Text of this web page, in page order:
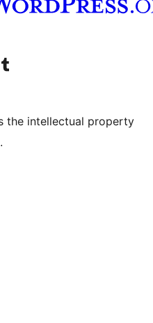
canal de YouTube
Visita nuestra cuenta de Tumblr
the intellectual property